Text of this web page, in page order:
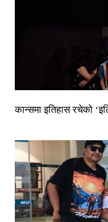
कान्समा इतिहास रचेको